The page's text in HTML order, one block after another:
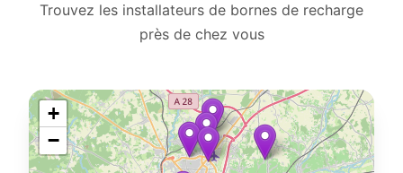
Trouvez les installateurs de bornes de recharge
près de chez vous
+
−